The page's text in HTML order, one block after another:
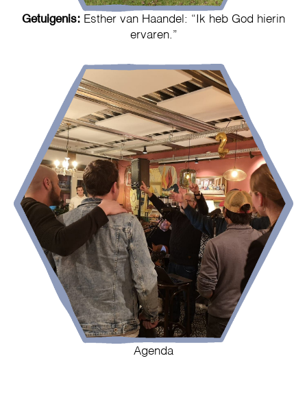
Getuigenis: Esther van Haandel: “Ik heb God hierin
ervaren.”
Agenda